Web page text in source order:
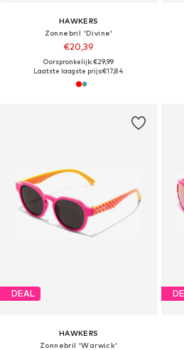
HAWKERS
Zonnebril 'Divine'
€20,39
Oorspronkelijk: €29,99
Laatste laagste prijs:€17,84
DEAL
HAWKERS
Zonnebril 'Warwick'